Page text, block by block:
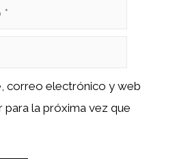
correo electrónico y web
para la próxima vez que